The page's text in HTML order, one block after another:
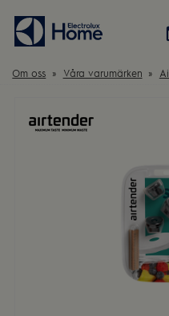
Våra kök
Inspiration
Förvaring
Välja
Vitvaror
Tvätt & Tork
Om oss Våra varumärken